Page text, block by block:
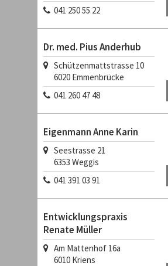
041 250 55 22
Dr. med. Pius Anderhub
Schützenmattstrasse 10
6020 Emmenbrücke
041 260 47 48
Eigenmann Anne Karin
Seestrasse 21
6353 Weggis
041 391 03 91
Entwicklungspraxis
Renate Müller
Am Mattenhof 16a
6010 Kriens